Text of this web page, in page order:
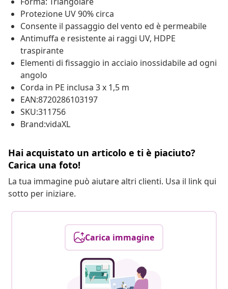
Protezione UV 90% circa
Consente il passaggio del vento ed è permeabile
Antimuffa e resistente ai raggi UV, HDPE
traspirante
Elementi di fissaggio in acciaio inossidabile ad ogni
angolo
Corda in PE inclusa 3 x 1,5 m
EAN:8720286103197
SKU:311756
Brand:vidaXL
Hai acquistato un articolo e ti è piaciuto?
Carica una foto!
La tua immagine può aiutare altri clienti. Usa il link qui
sotto per iniziare.
Carica immagine